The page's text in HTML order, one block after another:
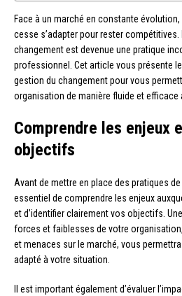
Face à un marché en constante
cesse s’adapter pour rester
changement est devenue une pratique
professionnel. Cet article vous présente
gestion du changement pour vous
organisation de manière fluide et efficace
Comprendre les enjeux
objectifs
Avant de mettre en place des pratiques
essentiel de comprendre les enjeux
et d’identifier clairement vos objectifs.
forces et faiblesses de votre
et menaces sur le marché, vous permettra
adapté à votre situation.
Il est important également d’évaluer